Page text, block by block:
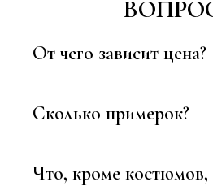
От чего зависит цена?
Сколько примерок?
Что, кроме